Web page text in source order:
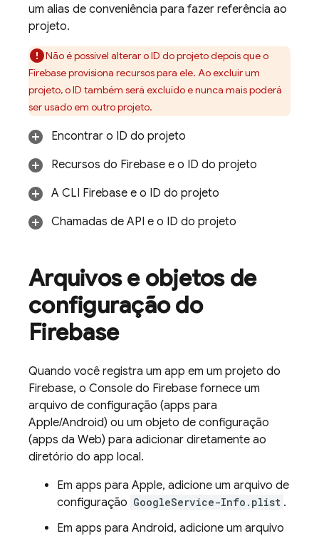
um alias de conveniência para fazer referência ao
projeto.
Não é possível alterar o ID do projeto depois que o
Firebase provisiona recursos para ele. Ao excluir um
projeto, o ID também será excluído e nunca mais poderá
ser usado em outro projeto.
Encontrar o ID do projeto
Recursos do Firebase e o ID do projeto
A CLI Firebase e o ID do projeto
Chamadas de API e o ID do projeto
Arquivos e objetos de
configuração do
Firebase
Quando você registra um app em um projeto do
Firebase, o Console do Firebase fornece um
arquivo de configuração (apps para
Apple/Android) ou um objeto de configuração
(apps da Web) para adicionar diretamente ao
diretório do app local.
Em apps para Apple, adicione um arquivo de
configuração GoogleService-Info.plist .
Em apps para Android, adicione um arquivo